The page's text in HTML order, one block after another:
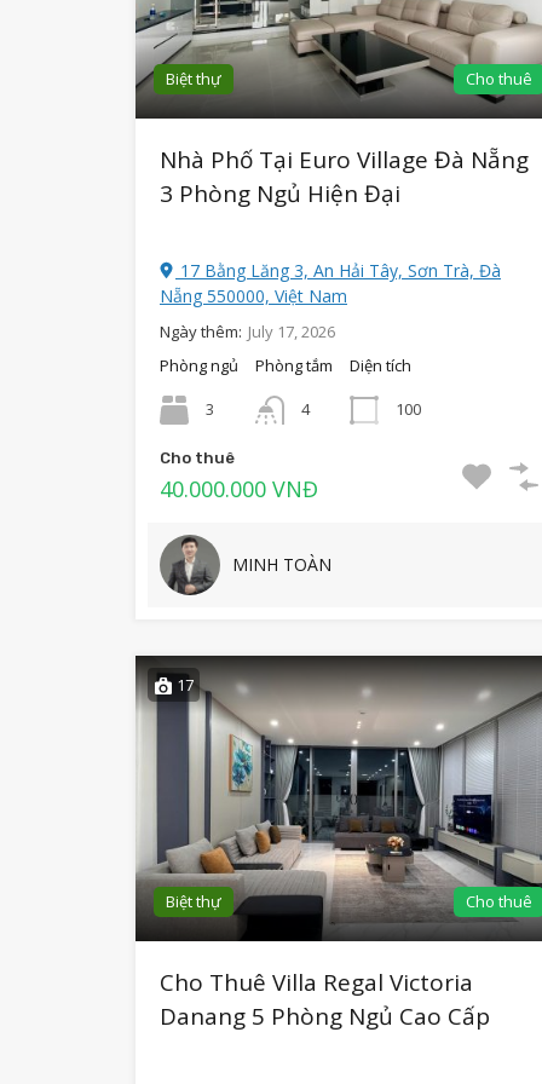
Biệt thự Cho thuê
Nhà Phố Tại Euro Village Đà Nẵng
3 Phòng Ngủ Hiện Đại
17 Bằng Lăng 3, An Hải Tây, Sơn Trà, Đà
Nẵng 550000, Việt Nam
Ngày thêm: July 17, 2026
Phòng ngủ
3
Phòng tắm
4
Diện tích
100
Cho thuê
40.000.000 VNĐ
MINH TOÀN
17
Biệt thự Cho thuê
Cho Thuê Villa Regal Victoria
Danang 5 Phòng Ngủ Cao Cấp